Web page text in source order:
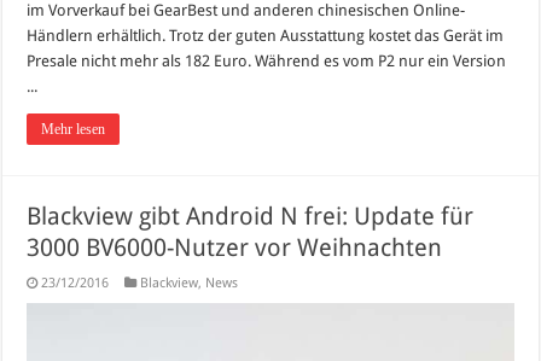
im Vorverkauf bei GearBest und anderen chinesischen Online-
Händlern erhältlich. Trotz der guten Ausstattung kostet das Gerät im
Presale nicht mehr als 182 Euro. Während es vom P2 nur ein Version
...
Mehr lesen
Blackview gibt Android N frei: Update für
3000 BV6000-Nutzer vor Weihnachten
23/12/2016 Blackview, News